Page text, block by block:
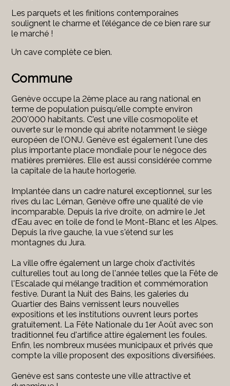
Les parquets et les finitions contemporaines
soulignent le charme et l’élégance de ce bien rare sur
le marché !
Un cave complète ce bien.
Commune
Genève occupe la 2ème place au rang national en
terme de population puisqu'elle compte environ
200'000 habitants. C'est une ville cosmopolite et
ouverte sur le monde qui abrite notamment le siège
européen de l’ONU. Genève est également l'une des
plus importante place mondiale pour le négoce des
matières premières. Elle est aussi considérée comme
la capitale de la haute horlogerie.
Implantée dans un cadre naturel exceptionnel, sur les
rives du lac Léman, Genève offre une qualité de vie
incomparable. Depuis la rive droite, on admire le Jet
d’Eau avec en toile de fond le Mont-Blanc et les Alpes.
Depuis la rive gauche, la vue s'étend sur les
montagnes du Jura.
La ville offre également un large choix d'activités
culturelles tout au long de l'année telles que la Fête de
l'Escalade qui mélange tradition et commémoration
festive. Durant la Nuit des Bains, les galeries du
Quartier des Bains vernissent leurs nouvelles
expositions et les institutions ouvrent leurs portes
gratuitement. La Fête Nationale du 1er Août avec son
traditionnel feu d'artifice attire également les foules.
Enfin, les nombreux musées municipaux et privés que
compte la ville proposent des expositions diversifiées.
Genève est sans conteste une ville attractive et